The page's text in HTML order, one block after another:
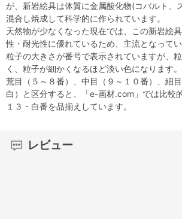
が、新岩絵具は体質に金属酸化物(コバルト、
混合し焼成して科学的に作られています。
天然物が少なくなった現在では、この新岩絵
性・耐光性に優れているため、主流となってい
粒子の大きさが番号で表示されていますが、
く、粒子が細かくなるほど淡い色になります。
荒目（５～８番）、中目（９～１０番）、細
白）と区分すると、「e-画材.com」では比較
１３・白番を品揃えしています。
レビュー